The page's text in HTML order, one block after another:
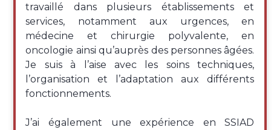
travaillé dans plusieurs établissements et
services, notamment aux urgences, en
médecine et chirurgie polyvalente, en
oncologie ainsi qu’auprès des personnes âgées.
Je suis à l’aise avec les soins techniques,
l’organisation et l’adaptation aux différents
fonctionnements.
J’ai également une expérience en SSIAD